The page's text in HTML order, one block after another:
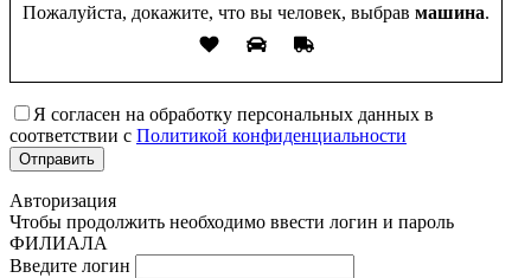
Пожалуйста, докажите, что вы человек, выбрав машина.
Я согласен на обработку персональных данных в
соответствии с Политикой конфиденциальности
Авторизация
Чтобы продолжить необходимо ввести логин и пароль
ФИЛИАЛА
Введите логин